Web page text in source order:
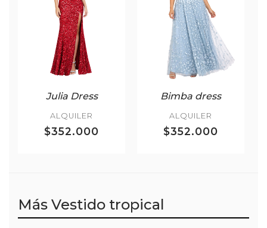
Julia Dress
ALQUILER
$352.000
Bimba dress
ALQUILER
$352.000
Más Vestido tropical